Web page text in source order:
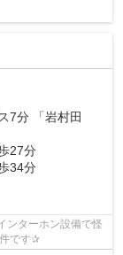
7分 「岩村田
27分
34分
ンターホン設備で怪
です✰